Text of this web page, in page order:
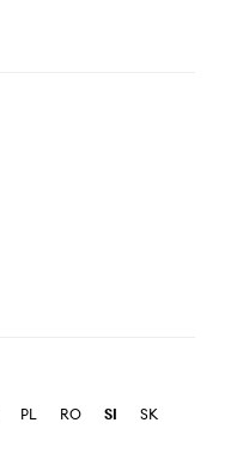
PL RO SI
SK